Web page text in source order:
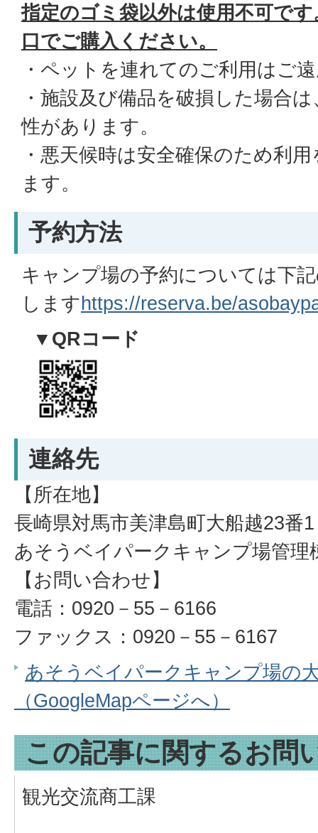
指定のゴミ袋以外は使用不可です
口でご購入ください。
・ペットを連れてのご利用はご
・施設及び備品を破損した場合
性があります。
・悪天候時は安全確保のため利
ます。
予約方法
キャンプ場の予約については下
しますhttps://reserva.be/
▼QRコード
連絡先
【所在地】
長崎県対馬市美津島町大船越23番1
あそうベイパークキャンプ場管理
【お問い合わせ】
電話：0920－55－6166
ファックス：0920－55－6167
あそうベイパークキャンプ場の
（GoogleMapページへ）
この記事に関するお問
観光交流商工課